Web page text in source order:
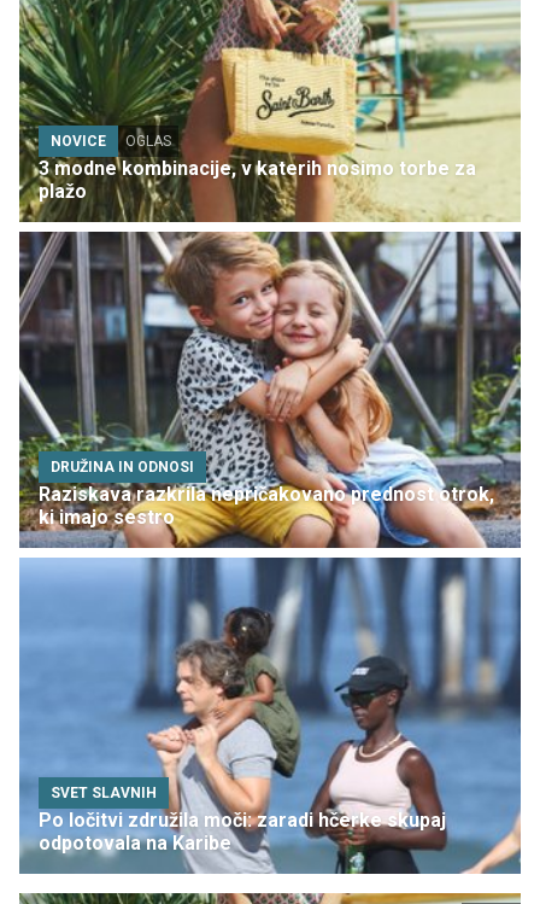
NOVICE OGLAS
3 modne kombinacije, v katerih nosimo torbe za
plažo
DRUŽINA IN ODNOSI
Raziskava razkrila nepričakovano prednost otrok,
ki imajo sestro
SVET SLAVNIH
Po ločitvi združila moči: zaradi hčerke skupaj
odpotovala na Karibe